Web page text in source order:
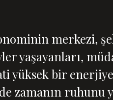
merkezi,
yaşayanları,
yüksek bir
zamanın ruhunu